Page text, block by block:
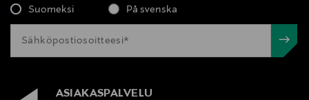
Suomeksi På svenska
ASIAKASPALVELU